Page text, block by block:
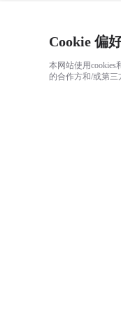
Cookie 偏
本网站使用
的合作方和/或第三